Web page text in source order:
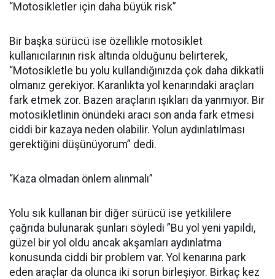
“Motosikletler için daha büyük risk”
Bir başka sürücü ise özellikle motosiklet
kullanıcılarının risk altında olduğunu belirterek,
“Motosikletle bu yolu kullandığınızda çok daha dikkatli
olmanız gerekiyor. Karanlıkta yol kenarındaki araçları
fark etmek zor. Bazen araçların ışıkları da yanmıyor. Bir
motosikletlinin önündeki aracı son anda fark etmesi
ciddi bir kazaya neden olabilir. Yolun aydınlatılması
gerektiğini düşünüyorum” dedi.
“Kaza olmadan önlem alınmalı”
Yolu sık kullanan bir diğer sürücü ise yetkililere
çağrıda bulunarak şunları söyledi ”Bu yol yeni yapıldı,
güzel bir yol oldu ancak akşamları aydınlatma
konusunda ciddi bir problem var. Yol kenarına park
eden araçlar da olunca iki sorun birleşiyor. Birkaç kez